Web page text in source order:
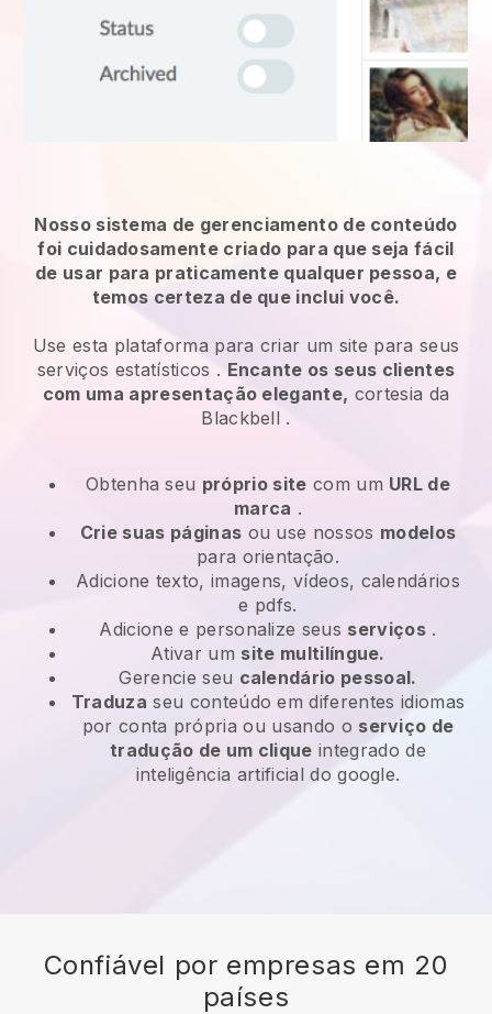
Nosso sistema de gerenciamento de conteúdo
foi cuidadosamente criado para que seja fácil
de usar para praticamente qualquer pessoa, e
temos certeza de que inclui você.
Use esta plataforma para criar um site para seus
serviços estatísticos . Encante os seus clientes
com uma apresentação elegante, cortesia da
Blackbell .
Obtenha seu próprio site com um URL de
marca .
Crie suas páginas ou use nossos modelos
para orientação.
Adicione texto, imagens, vídeos, calendários
e pdfs.
Adicione e personalize seus serviços.
Ativar um site multilíngue.
Gerencie seu calendário pessoal.
Traduza seu conteúdo em diferentes idiomas
por conta própria ou usando o serviço de
tradução de um clique integrado de
inteligência artificial do google.
Confiável por empresas em 20
países